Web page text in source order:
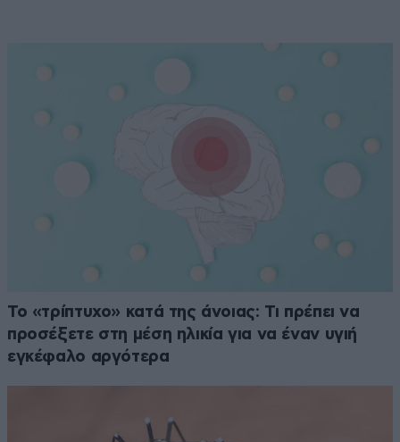
Το «τρίπτυχο» κατά της άνοιας: Τι πρέπει να
προσέξετε στη μέση ηλικία για να έναν υγιή
εγκέφαλο αργότερα